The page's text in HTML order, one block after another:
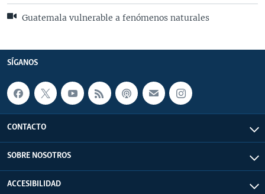
Guatemala vulnerable a fenómenos naturales
SÍGANOS
CONTACTO
SOBRE NOSOTROS
ACCESIBILIDAD